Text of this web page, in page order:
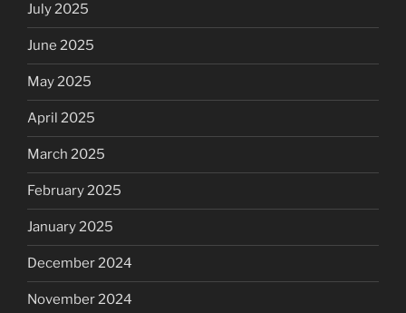
July 2025
June 2025
May 2025
April 2025
March 2025
February 2025
January 2025
December 2024
November 2024